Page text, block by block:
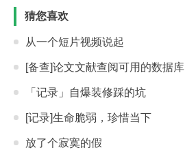
猜您喜欢
从一个短片视频说起
[备查]论文文献查阅可用的数据库
「记录」自爆装修踩的坑
[记录]生命脆弱，珍惜当下
放了个寂寞的假